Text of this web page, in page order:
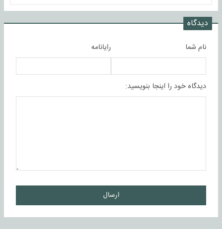
دیدگاه
نام شما رایانامه
دیدگاه خود را اینجا بنویسید:
ارسال